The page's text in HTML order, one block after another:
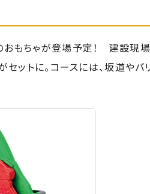
もちゃが登場予定！ 建設現
セットに。コースには、坂道やバ